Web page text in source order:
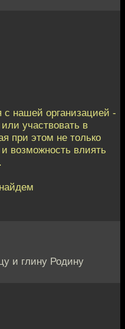
нашей организацией -
участвовать в
при этом не только
возможность влиять
и глину Родину